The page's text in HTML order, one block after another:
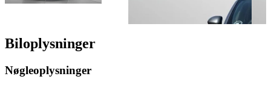
Biloplysninger
Nøgleoplysninger